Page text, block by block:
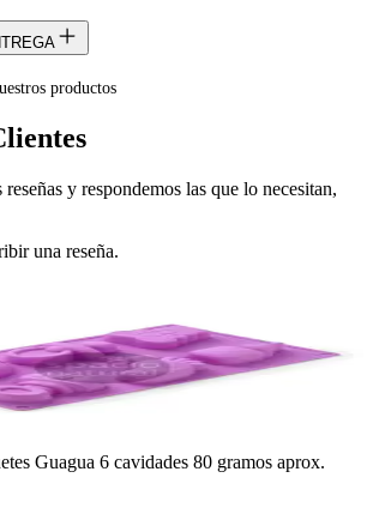
productos
y respondemos las que lo necesitan,
una reseña.
Guagua 6 cavidades 80 gramos aprox.